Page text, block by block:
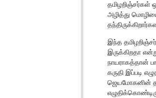
தமிழறிஞ்சர்கள்
அழித்து
இந்த
இருக்கிறதா
நாயராகத்தான்
கருதி இப்படி
ஜெயமோகனின்